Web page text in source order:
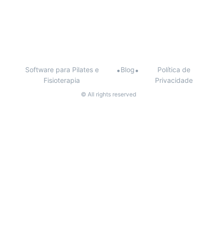
Software para Pilates e
Fisioterapia
•Blog•
Política de
Privacidade
© All rights reserved